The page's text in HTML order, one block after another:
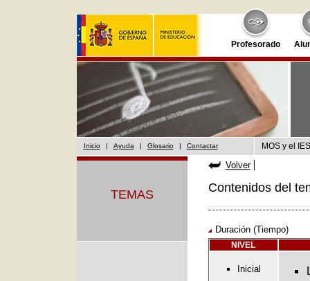
Profesorado
Inicio | Ayuda | Glosario | Contactar MOS y el
TEMAS
Volver
Contenidos del
Duración (Tiempo)
NIVEL
Inicial